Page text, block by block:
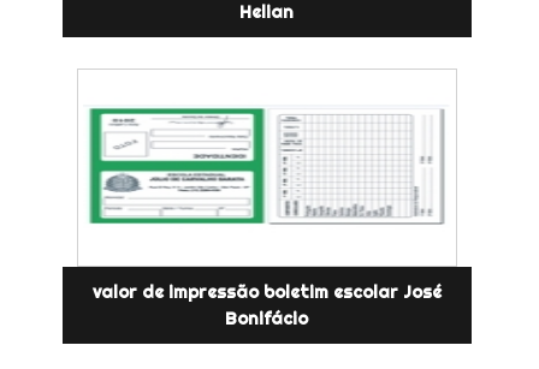
Helian
valor de impressão boletim escolar José
Bonifácio